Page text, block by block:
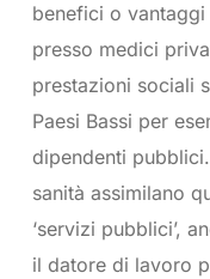
benefici o
presso medici
prestazioni sociali
Paesi Bassi per
dipendenti
sanità assimilano
‘servizi pubblici’,
il datore di lavoro